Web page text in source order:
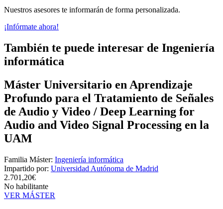
Nuestros asesores te informarán de forma personalizada.
¡Infórmate ahora!
También te puede interesar de Ingeniería
informática
Máster Universitario en Aprendizaje
Profundo para el Tratamiento de Señales
de Audio y Video / Deep Learning for
Audio and Video Signal Processing en la
UAM
Familia Máster: Ingeniería informática
Impartido por: Universidad Autónoma de Madrid
2.701,20€
No habilitante
VER MÁSTER